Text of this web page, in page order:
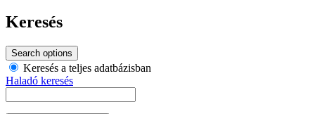
Keresés
Search options
Keresés a teljes adatbázisban
Haladó keresés